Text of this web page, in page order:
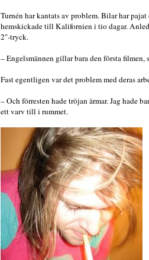
Turnén har kantats av problem. Bilar har
hemskickade till Kalifornien i tio dagar.
2"-tryck.
– Engelsmännen gillar bara den första filmen,
Fast egentligen var det problem med deras
– Och förresten hade tröjan ärmar. Jag hade
ett varv till i rummet.